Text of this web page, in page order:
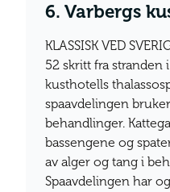
6. Varbergs
KLASSISK VED
52 skritt fra stranden
kusthotells
spaavdelingen
behandlinger.
bassengene og
av alger og tang i
Spaavdelingen har